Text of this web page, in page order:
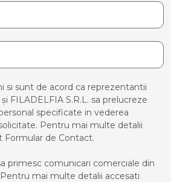
si sunt de acord ca reprezentantii
FILADELFIA S.R.L. sa prelucreze
specificate in vederea
Pentru mai multe detalii
Formular de Contact.
primesc comunicari comerciale din
mai multe detalii accesati